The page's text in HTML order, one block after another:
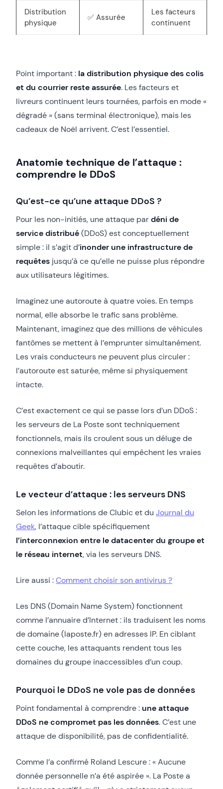
Distribution
physique
✅ Assurée
Les facteurs
continuent
Point important : la distribution physique des colis
et du courrier reste assurée. Les facteurs et
livreurs continuent leurs tournées, parfois en mode «
dégradé » (sans terminal électronique), mais les
cadeaux de Noël arrivent. C’est l’essentiel.
Anatomie technique de l’attaque :
comprendre le DDoS
Qu’est-ce qu’une attaque DDoS ?
Pour les non-initiés, une attaque pardéni de
service distribué(DDoS) est conceptuellement
simple : il s’agit d’inonder une infrastructure de
requêtes jusqu’à ce qu’elle ne puisse plus répondre
aux utilisateurs légitimes.
Imaginez une autoroute à quatre voies. En temps
normal, elle absorbe le trafic sans problème.
Maintenant, imaginez que des millions de véhicules
fantômes se mettent à l’emprunter simultanément.
Les vrais conducteurs ne peuvent plus circuler :
l’autoroute est saturée, même si physiquement
intacte.
C’est exactement ce qui se passe lors d’un DDoS :
les serveurs de La Poste sont techniquement
fonctionnels, mais ils croulent sous un déluge de
connexions malveillantes qui empêchent les vraies
requêtes d’aboutir.
Le vecteur d’attaque : les serveurs DNS
Selon les informations de Clubic et du Journal du
Geek, l’attaque cible spécifiquement
l’interconnexion entre le datacenter du groupe et
le réseau internet, via les serveurs DNS.
Lire aussi :Comment choisir son antivirus ?
Les DNS (Domain Name System) fonctionnent
comme l’annuaire d’Internet : ils traduisent les noms
de domaine (laposte.fr) en adresses IP. En ciblant
cette couche, les attaquants rendent tous les
domaines du groupe inaccessibles d’un coup.
Pourquoi le DDoS ne vole pas de données
Point fondamental à comprendre : une attaque
DDoS ne compromet pas les données. C’est une
attaque de disponibilité, pas de confidentialité.
Comme l’a confirmé Roland Lescure : « Aucune
donnée personnelle n’a été aspirée ». La Poste a